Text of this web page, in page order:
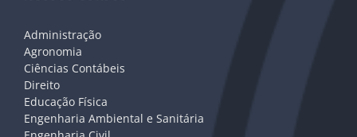
Administração
Agronomia
Ciências Contábeis
Direito
Educação Física
Engenharia Ambiental e Sanitária